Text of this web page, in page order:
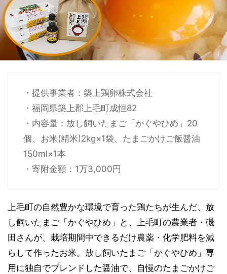
・提供事業者：築上鶏卵株式会社
・福岡県築上郡上毛町成恒82
・内容量：放し飼いたまご「かぐやひめ」20
個、お米(精米)2kg×1袋、たまごかけご飯醤油
150ml×1本
・寄附金額：1万3,000円
上毛町の自然豊かな環境で育った鶏たちが生んだ、放
し飼いたまご「かぐやひめ」と、上毛町の農業者・磯
田さんが、栽培期間中できるだけ農薬・化学肥料を減
らして作ったお米。放し飼いたまご「かぐやひめ」専
用に独自でブレンドした醤油で、自慢のたまごかけご